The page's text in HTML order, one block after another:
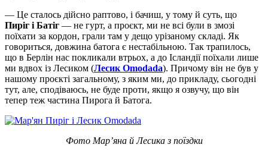
— Це сталось дійсно раптово, і бачиш, у тому й суть, що
Пиріг і Батіг — не гурт, а проєкт, ми не всі були в змозі
поїхати за кордон, грали там у дещо урізаному складі. Як
говориться, довжина батога є нестабільною. Так трапилось,
що в Берлін нас покликали втрьох, а до Ісландії поїхали лише
ми вдвох із Лесиком (Лесик Omodada). Причому він не був у
нашому проєкті загальному, з яким ми, до прикладу, сьогодні
тут, але, сподіваюсь, не буде проти, якщо я озвучу, що він
тепер теж частина Пирога й Батога.
Фото Мар’яна й Лесика з поїздки